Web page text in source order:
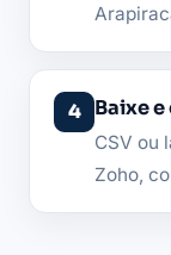
Baixe
CSV ou
Zoho,